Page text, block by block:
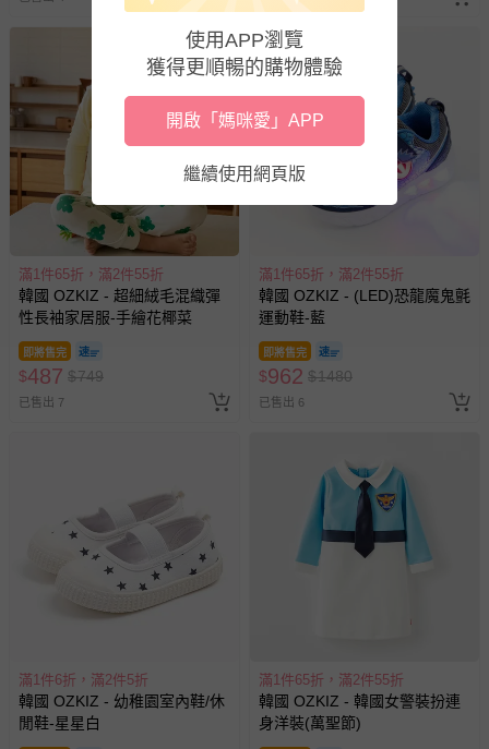
滿1件65折，滿2件55折
韓國 OZKIZ - 超細絨毛混織彈
性長袖家居服-手繪花椰菜
即將售完
$487 $749
已售出 7
滿1件65折，滿2件55折
韓國 OZKIZ - (LED)恐龍魔鬼氈
運動鞋-藍
即將售完
$962 $1480
已售出 6
滿1件6折，滿2件5折
韓國 OZKIZ - 幼稚園室內鞋/休
閒鞋-星星白
滿1件65折，滿2件55折
韓國 OZKIZ - 韓國女警裝扮連
身洋裝(萬聖節)
使用APP瀏覽
獲得更順暢的購物體驗
開啟「媽咪愛」APP
繼續使用網頁版